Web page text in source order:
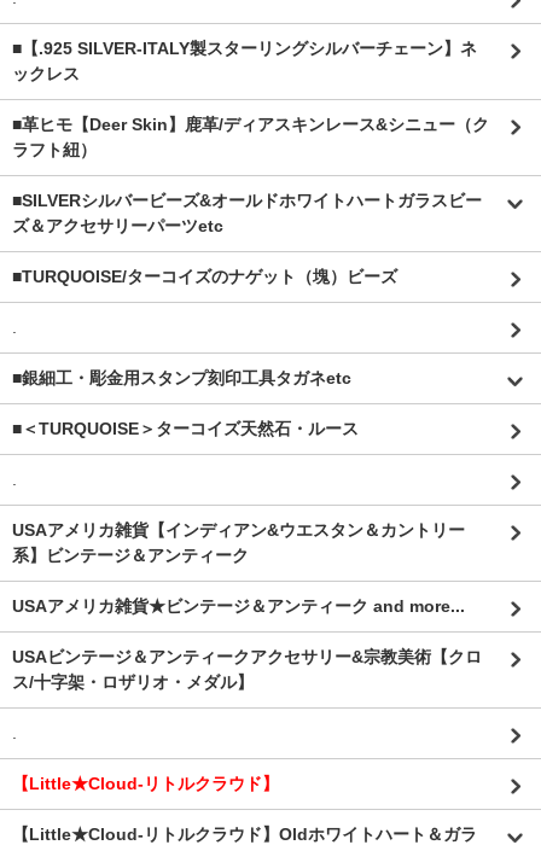
■【.925 SILVER-ITALY製スターリングシルバーチェーン】ネ
ックレス
■革ヒモ【Deer Skin】鹿革/ディアスキンレース&シニュー（ク
ラフト紐）
■SILVERシルバービーズ&オールドホワイトハートガラスビー
ズ＆アクセサリーパーツetc
■TURQUOISE/ターコイズのナゲット（塊）ビーズ
■銀細工・彫金用スタンプ刻印工具タガネetc
■＜TURQUOISE＞ターコイズ天然石・ルース
USAアメリカ雑貨【インディアン&ウエスタン＆カントリー
系】ビンテージ＆アンティーク
USAアメリカ雑貨★ビンテージ＆アンティーク and more...
USAビンテージ＆アンティークアクセサリー&宗教美術【クロ
ス/十字架・ロザリオ・メダル】
【Little★Cloud-リトルクラウド】
【Little★Cloud-リトルクラウド】Oldホワイトハート＆ガラ